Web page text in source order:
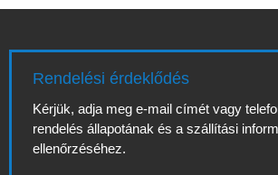
Rendelési érdeklődés
Kérjük, adja meg e-mail címét vagy
rendelés állapotának és a szállítási
ellenőrzéséhez.